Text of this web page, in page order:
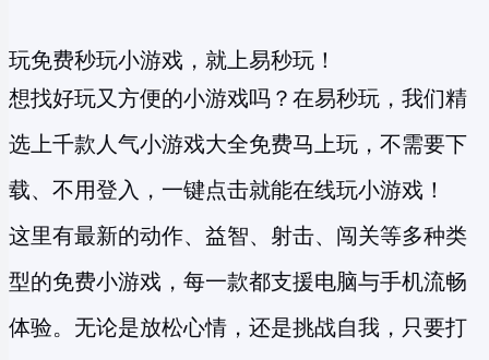
玩免费秒玩小游戏，就上易秒玩！
想找好玩又方便的小游戏吗？在易秒玩，我们精
选上千款人气小游戏大全免费马上玩，不需要下
载、不用登入，一键点击就能在线玩小游戏！
这里有最新的动作、益智、射击、闯关等多种类
型的免费小游戏 ，每一款都支援电脑与手机流畅
体验。无论是放松心情，还是挑战自我，只要打